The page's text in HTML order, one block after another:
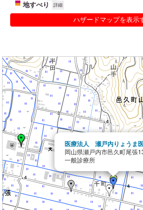
地すべり 詳細
ハザードマップを表示
医療法人 瀬戸内りょうま
岡山県瀬戸内市邑久町尾張
一般診療所